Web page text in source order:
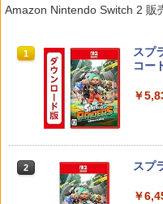
Amazon Nintendo Switch 2 販
1
スプ
コー
￥
2 スプ
￥